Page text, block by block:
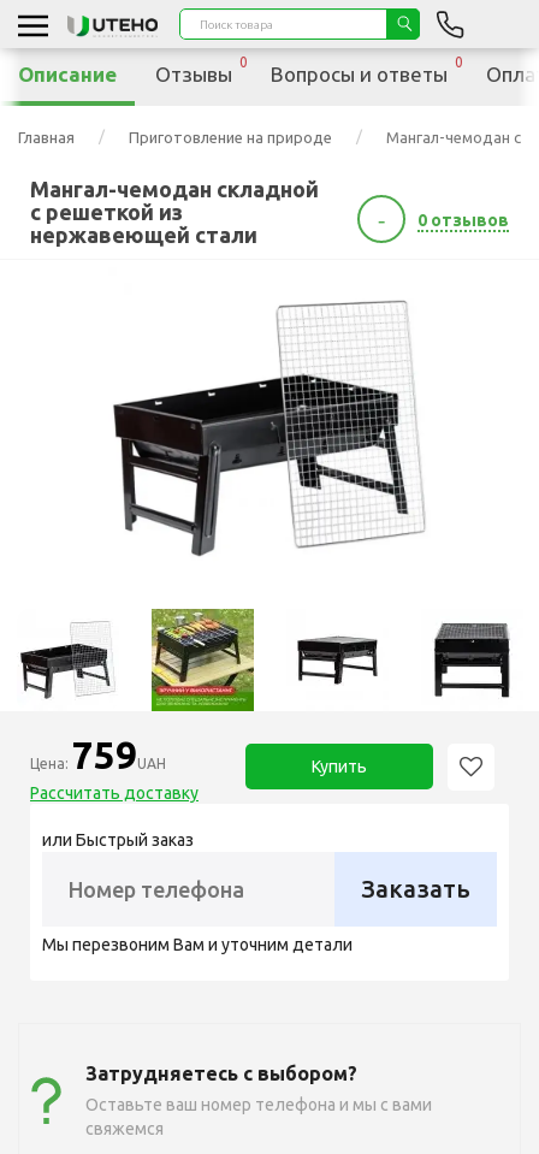
Главная Приготовление на природе Мангал-чемодан
Мангал-чемодан складной
с решеткой из
нержавеющей стали
- 0 отзывов
Цена: 759UAH
Рассчитать доставку
Купить
или Быстрый заказ
Заказать
Мы перезвоним Вам и уточним детали
Затрудняетесь с выбором?
Оставьте ваш номер телефона и мы с вами
свяжемся
Описание Отзывы
0
Вопросы и ответы
0